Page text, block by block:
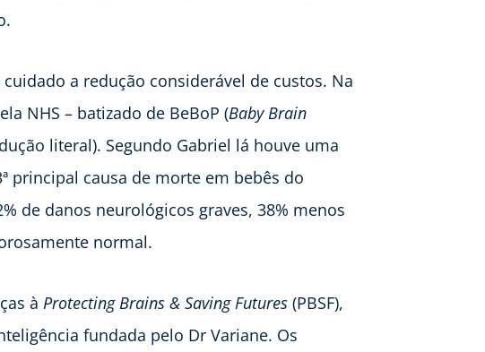
a redução considerável de custos. Na
NHS – batizado de BeBoP (Baby Brain
literal). Segundo Gabriel lá houve uma
principal causa de morte em bebês do
de danos neurológicos graves, 38% menos
normal.
à Protecting Brains & Saving Futures (PBSF),
fundada pelo Dr Variane. Os